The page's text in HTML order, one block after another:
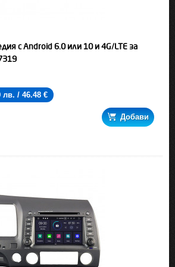
с Android 6.0 или 10 и 4G/LTE за
лв. / 46.48 €
Добави